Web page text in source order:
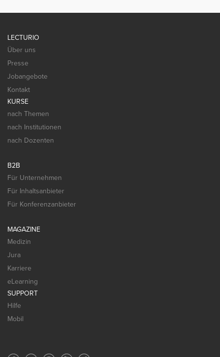
LECTURIO
Über uns
Presse
Jobangebote
Kontakt
KURSE
nach Themen
nach Institutionen
nach Dozenten
B2B
Für Unternehmen
Für Inhaltsanbieter
Für Konferenzanbieter
MAGAZINE
Medizin
Jura
Karriere
eLearning
SUPPORT
Hilfe
Mobil